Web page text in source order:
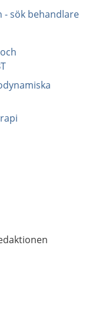
- sök behandlare